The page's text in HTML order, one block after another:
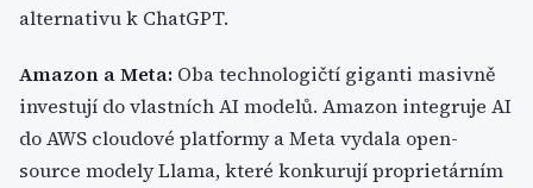
alternativu k ChatGPT.
Amazon a Meta: Oba technologičtí giganti masivně
investují do vlastních AI modelů. Amazon integruje AI
do AWS cloudové platformy a Meta vydala open-
source modely Llama, které konkurují proprietárním